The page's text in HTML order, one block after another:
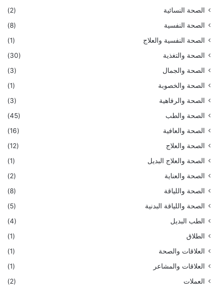
الصحة النسائية
(2)
الصحة النفسية
(8)
الصحة النفسية والعلاج
(1)
الصحة والتغذية
(30)
الصحة والجمال
(3)
الصحة والخصوبة
(1)
الصحة والرفاهية
(3)
الصحة والطب
(45)
الصحة والعافية
(16)
الصحة والعلاج
(12)
الصحة والعلاج البديل
(1)
الصحة والعناية
(2)
الصحة واللياقة
(8)
الصحة واللياقة البدنية
(5)
الطب البديل
(4)
الطلاق
(1)
العلاقات والصحة
(1)
العلاقات والمشاعر
(1)
العملات
(2)